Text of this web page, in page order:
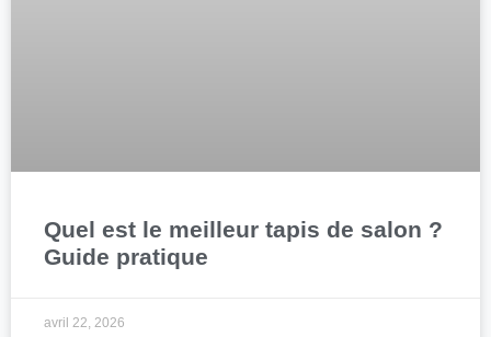
Quel est le meilleur tapis de salon ?
Guide pratique
avril 22, 2026